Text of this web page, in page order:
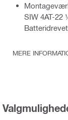
SIW 4AT-22
MERE